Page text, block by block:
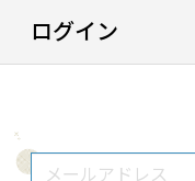
ログイン